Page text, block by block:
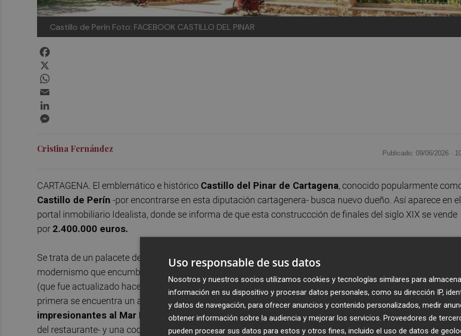
Castillo de Perín Foto: FACEBOOK CASTILLO DEL PINAR
Cristina Fernández Publicado: 09/06/2026 ·
CARTAGENA. El emblemático e histórico Castillo del Pinar de Cartagena, conocido popularmente
Castillo de Perín -por encontrarse en esta diputación cartagenera- busca nuevo dueño. Así aparece en el
portal inmobiliario Idealista, donde se informa de que esta construccción de finales del siglo XIX se vende
por 2.400.000 euros.
Se trata de un palacete de 524 metros cuadrados construido con apariencia de castillo -muy al gusto del
modernismo que encumbró Gaudí- en una finca de 83.000 metros cuadrados. Según informa el anuncio
(que fue actualizado hace 11 días por la inmobiliaria Nueva Era), el castillo cuenta con tres plantas. En la
primera se encuentra un apartamento, un baño con ducha y una amplia terraza con una
vistas
impresionantes al Mar Menor . En la planta baja hay tres habitaciones -que se utilizan como
del restaurante- y una cocina independiente. Finalmente, en la planta sótano se encuentran cinco
Uso responsable de sus datos
Nosotros y nuestros socios utilizamos cookies y tecnologías similares para
información en su dispositivo y procesar datos personales, como su dirección IP,
y datos de navegación, para ofrecer anuncios y contenido personalizados, medir
obtener información sobre la audiencia y mejorar los servicios. Proveedores de
pueden procesar sus datos para estos y otros fines, incluido el uso de datos de